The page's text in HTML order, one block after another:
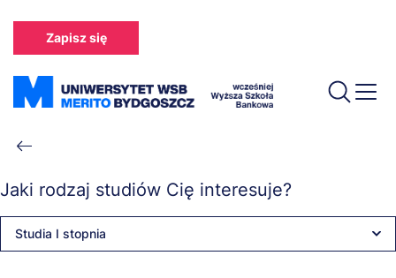
treści
Zapisz się
Ścieżka
nawigacyjna
Jaki rodzaj studiów Cię interesuje?
Studia I stopnia